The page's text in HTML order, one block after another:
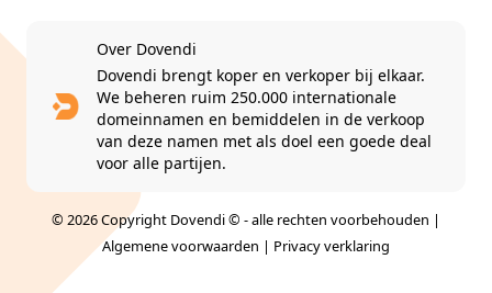
Over Dovendi
Dovendi brengt koper en verkoper bij elkaar.
We beheren ruim 250.000 internationale
domeinnamen en bemiddelen in de verkoop
van deze namen met als doel een goede deal
voor alle partijen.
© 2026 Copyright Dovendi © - alle rechten voorbehouden |
Algemene voorwaarden | Privacy verklaring